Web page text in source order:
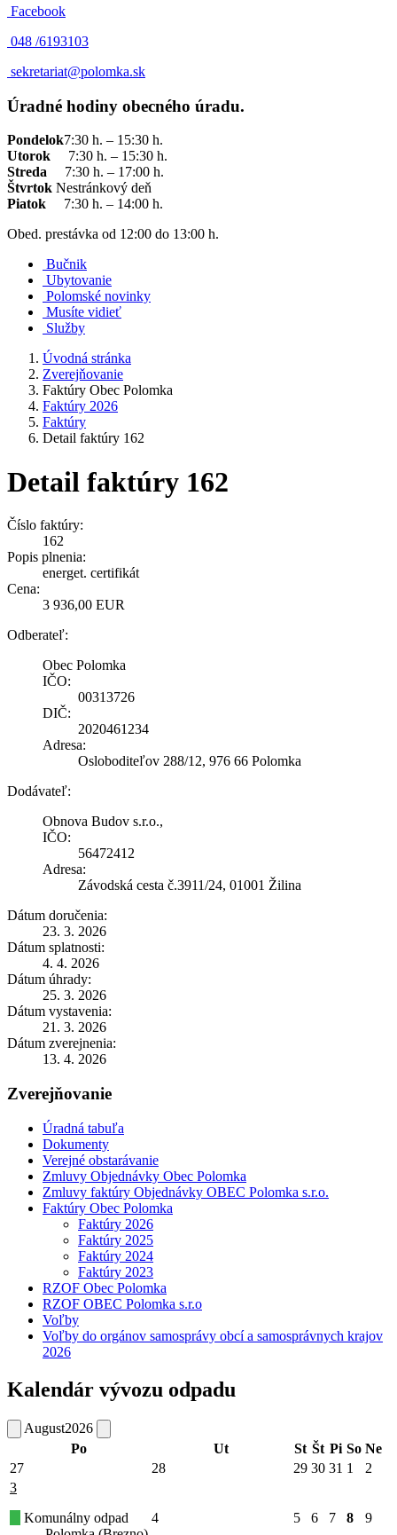
Facebook
048 /6193103
sekretariat@polomka.sk
Úradné hodiny obecného úradu.
Pondelok7:30 h. – 15:30 h.
Utorok 7:30 h. – 15:30 h.
Streda 7:30 h. – 17:00 h.
Štvrtok Nestránkový deň
Piatok
7:30 h. – 14:00 h.
Obed. prestávka od 12:00 do 13:00 h.
Bučnik
Ubytovanie
Polomské novinky
Musíte vidieť
Služby
Úvodná stránka
Zverejňovanie
Faktúry Obec Polomka
Faktúry 2026
Faktúry
Detail faktúry 162
Detail faktúry 162
Číslo faktúry:
162
Popis plnenia:
energet. certifikát
Cena:
3 936,00 EUR
Odberateľ:
Obec Polomka
IČO:
00313726
DIČ:
2020461234
Adresa:
Osloboditeľov 288/12, 976 66 Polomka
Dodávateľ:
Obnova Budov s.r.o.,
IČO:
56472412
Adresa:
Závodská cesta č.3911/24, 01001 Žilina
Dátum doručenia:
23. 3. 2026
Dátum splatnosti:
4. 4. 2026
Dátum úhrady:
25. 3. 2026
Dátum vystavenia:
21. 3. 2026
Dátum zverejnenia:
13. 4. 2026
Zverejňovanie
Úradná tabuľa
Dokumenty
Verejné obstarávanie
Zmluvy Objednávky Obec Polomka
Zmluvy faktúry Objednávky OBEC Polomka s.r.o.
Faktúry Obec Polomka
Faktúry 2026
Faktúry 2025
Faktúry 2024
Faktúry 2023
RZOF Obec Polomka
RZOF OBEC Polomka s.r.o
Voľby
Voľby do orgánov samosprávy obcí a samosprávnych krajov
2026
Kalendár vývozu odpadu
August2026
Po
Ut St Št Pi So Ne
27
28 29 30 31 1
2
3
Komunálny odpad
4 5 6 7 8 9